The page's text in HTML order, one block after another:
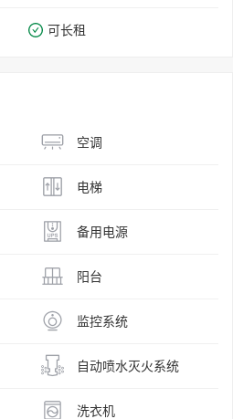
可长租
空调
电梯
备用电源
阳台
监控系统
自动喷水灭火系统
洗衣机